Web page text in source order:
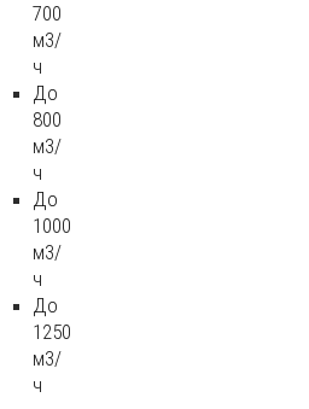
700
м3/
ч
До
800
м3/
ч
До
1000
м3/
ч
До
1250
м3/
ч